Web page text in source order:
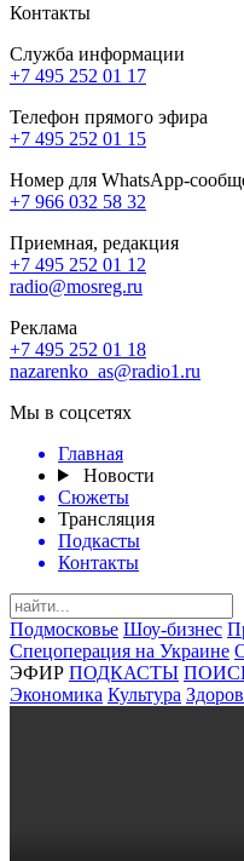
Контакты
Служба информации
+7 495 252 01 17
Телефон прямого эфира
+7 495 252 01 15
Номер для WhatsApp-
+7 966 032 58 32
Приемная, редакция
+7 495 252 01 12
radio@mosreg.ru
Реклама
+7 495 252 01 18
nazarenko_as@radio1.ru
Мы в соцсетях
Главная
Новости
Сюжеты
Трансляция
Подкасты
Контакты
Подмосковье Шоу-бизнес
Спецоперация на Украине
ЭФИР ПОДКАСТЫ
Экономика Культура